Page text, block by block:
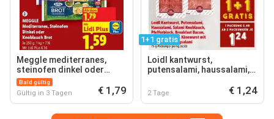
Meggle mediterranes,
steinofen dinkel oder
knoblauch brot
Bald gültig
Gültig in 3 Tagen € 1,79
1+1 gratis
Loidl kantwurst,
putensalami, haussalami,
pfefferblock, breakfast
bacon, putenkantwurst,
2 Tage € 1,24